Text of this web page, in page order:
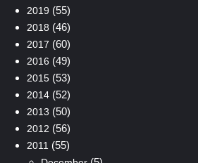
2019 (55)
2018 (46)
2017 (60)
2016 (49)
2015(53)
2014(52)
2013 (50)
2012 (56)
2011 (55)